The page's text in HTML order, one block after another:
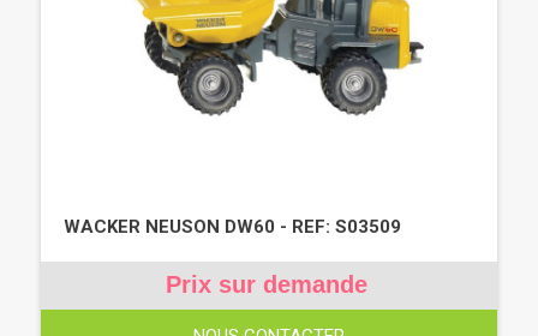
WACKER NEUSON DW60 - REF: S03509
Prix sur demande